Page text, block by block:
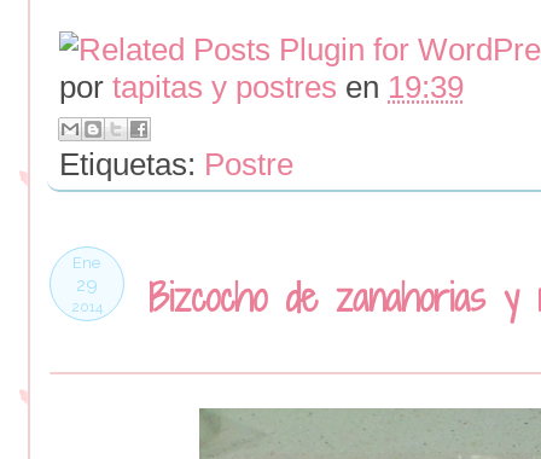
por tapitas y postres en 19:39
Etiquetas: Postre
Ene
29
2014 Bizcocho de zanahorias y